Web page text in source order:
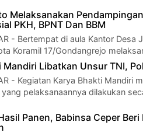
Melaksanakan
PKH, BPNT Dan BBM
- Bertempat di aula Kantor Desa
Koramil 17/Gondangrejo
Mandiri Libatkan Unsur TNI,
- Kegiatan Karya Bhakti Mandiri
pelaksanaannya dilakukan
Panen, Babinsa Ceper